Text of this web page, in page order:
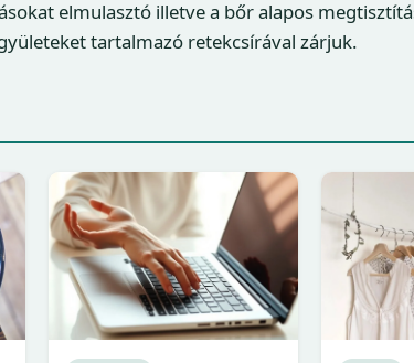
elmulasztó illetve a bőr alapos
tartalmazó retekcsírával zárjuk.